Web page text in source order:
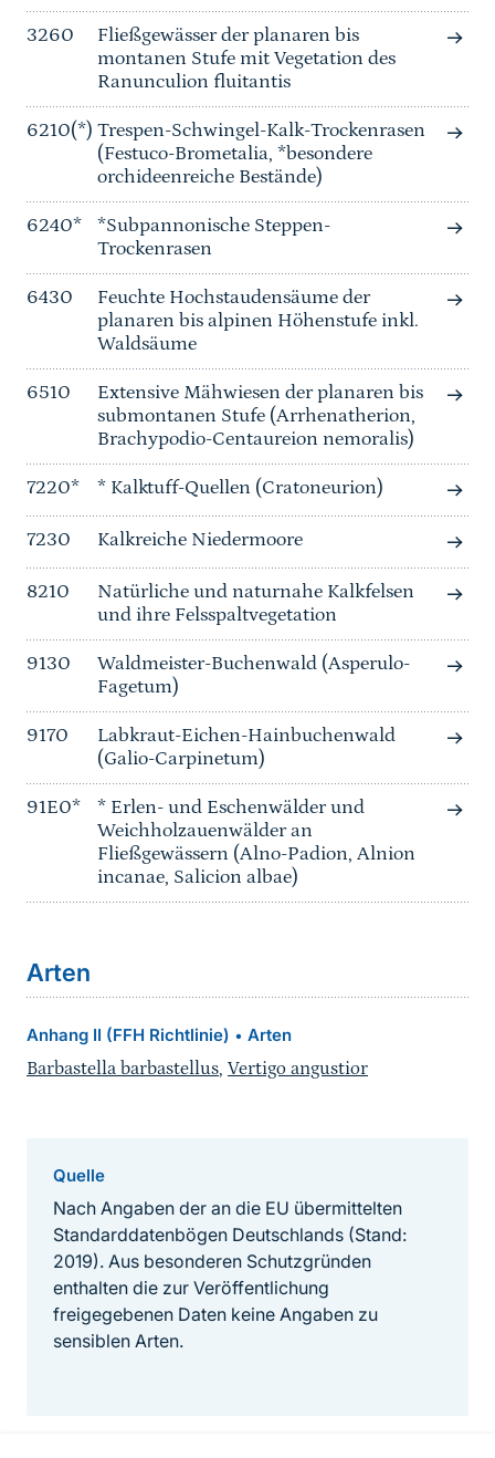
3260
Fließgewässer der planaren bis
montanen Stufe mit Vegetation des
Ranunculion fluitantis
6210(*) Trespen-Schwingel-Kalk-Trockenrasen
(Festuco-Brometalia, *besondere
orchideenreiche Bestände)
6240*
*Subpannonische Steppen-
Trockenrasen
6430
Feuchte Hochstaudensäume der
planaren bis alpinen Höhenstufe inkl.
Waldsäume
6510
Extensive Mähwiesen der planaren bis
submontanen Stufe (Arrhenatherion,
Brachypodio-Centaureion nemoralis)
7220* * Kalktuff-Quellen (Cratoneurion)
7230 Kalkreiche Niedermoore
8210
Natürliche und naturnahe Kalkfelsen
und ihre Felsspaltvegetation
9130
Waldmeister-Buchenwald (Asperulo-
Fagetum)
9170
Labkraut-Eichen-Hainbuchenwald
(Galio-Carpinetum)
91E0*
* Erlen- und Eschenwälder und
Weichholzauenwälder an
Fließgewässern (Alno-Padion, Alnion
incanae, Salicion albae)
Arten
Anhang II (FFH Richtlinie) • Arten
Barbastella barbastellus, Vertigo angustior
Quelle
Nach Angaben der an die EU übermittelten
Standarddatenbögen Deutschlands (Stand:
2019). Aus besonderen Schutzgründen
enthalten die zur Veröffentlichung
freigegebenen Daten keine Angaben zu
sensiblen Arten.